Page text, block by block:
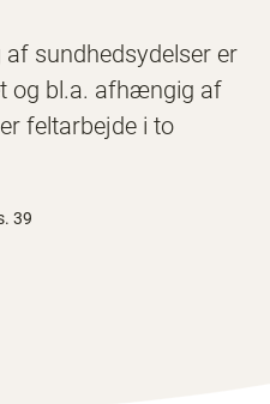
af sundhedsydelser er
og bl.a. afhængig af
feltarbejde i to
39